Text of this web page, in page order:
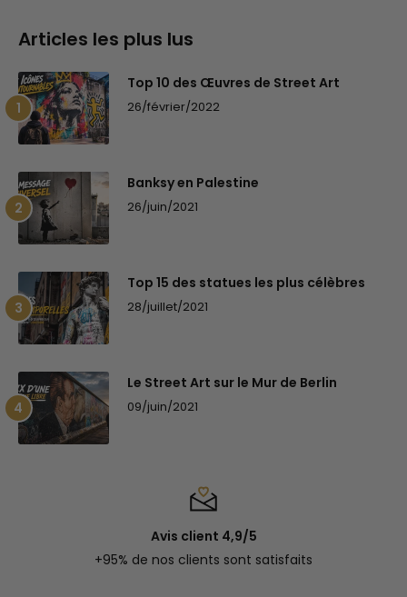
Articles les plus lus
Top 10 des Œuvres de Street Art
26/février/2022
Banksy en Palestine
26/juin/2021
Top 15 des statues les plus célèbres
28/juillet/2021
Le Street Art sur le Mur de Berlin
09/juin/2021
Avis client 4,9/5
+95% de nos clients sont satisfaits